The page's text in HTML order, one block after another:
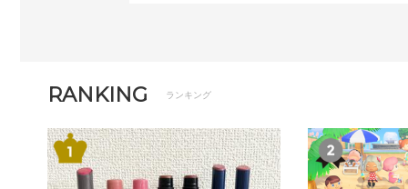
RANKING ランキング